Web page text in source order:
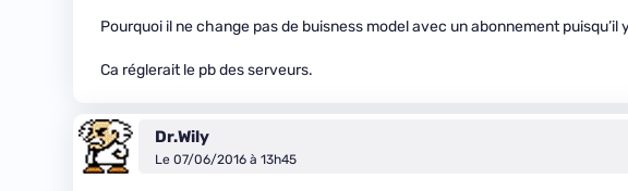
Pourquoi il ne change pas de buisness model avec un abonnement puisqu’il
Ca réglerait le pb des serveurs.
Dr.Wily
Le 07/06/2016 à 13h45